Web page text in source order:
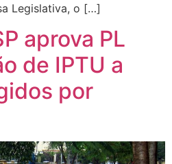
Legislativa, o […]
aprova PL
de IPTU a
por